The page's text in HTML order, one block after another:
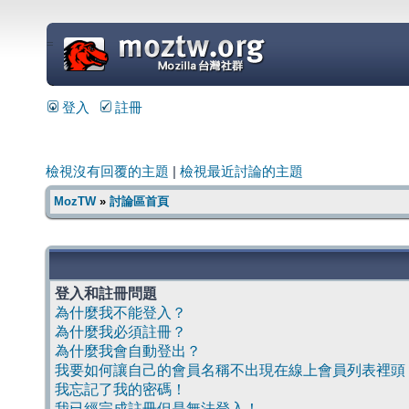
=
登入 註冊
檢視沒有回覆的主題 檢視最近討論的主題
MozTW» 討論區首頁
登入和註冊問題
為什麼我不能登入？
為什麼我必須註冊？
為什麼我會自動登出？
我要如何讓自己的會員名稱不出現在線上會員列表裡頭
我忘記了我的密碼！